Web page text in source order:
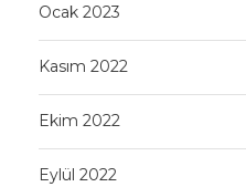
Ocak 2023
Kasım 2022
Ekim 2022
Eylül 2022